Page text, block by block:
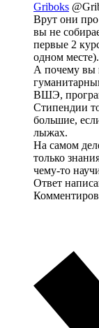
Griboks
Врут они про
вы не
первые 2
одном месте).
А почему вы
ВШЭ,
Стипендии
большие,
лыжах.
На самом
только
чему-то
Ответ